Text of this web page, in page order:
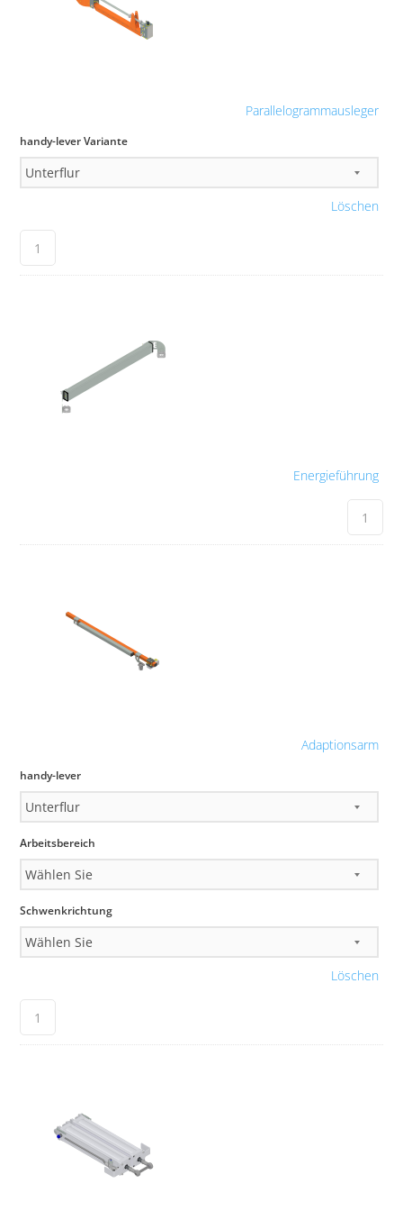
Parallelogrammausleger
handy-lever Variante
Löschen
Energieführung
Adaptionsarm
handy-lever
Arbeitsbereich
Schwenkrichtung
Löschen